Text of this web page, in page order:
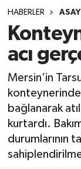
HABERLER
acı
Mersin’in
bağlanarak
kurtardı.
durumlarının
Spor
Teknoloji
Yaşam